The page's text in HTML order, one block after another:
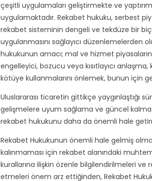
çeşitli uygulamaları geliştirmekte ve
uygulamaktadır. Rekabet hukuku, serbest
rekabet sisteminin dengeli ve tekdüze bir
uygulanmasını sağlayıcı düzenlemelerden
hukukunun amacı; mal ve hizmet
engelleyici, bozucu veya kısıtlayıcı
kötüye kullanmalarını önlemek, bunun için
Uluslararası ticaretin gittikçe yaygınlaştığı
gelişmelere uyum sağlama ve güncel kalma
rekabet hukukunu daha da önemli hale
Rekabet Hukukunun önemli hale gelmiş
kalınmaması için rekabet alanındaki
kurallarına ilişkin özenle bilgilendirilmeleri
etmeleri önem arz ettiğinden, Rekabet